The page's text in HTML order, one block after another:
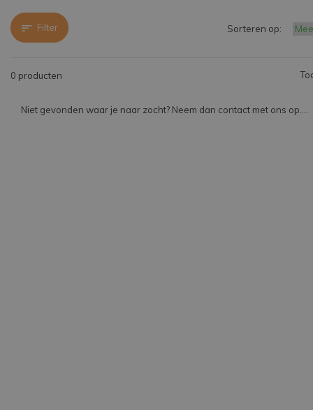
Filter
0 producten
Sorteren op:
Niet gevonden waar je naar zocht? Neem dan contact met ons op....